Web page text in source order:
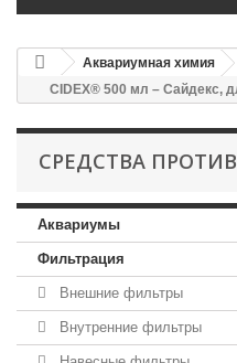
Аквариумная химия
CIDEX® 500 мл – Сайдекс,
СРЕДСТВА
Аквариумы
Фильтрация
Внешние фильтры
Внутренние фильтры